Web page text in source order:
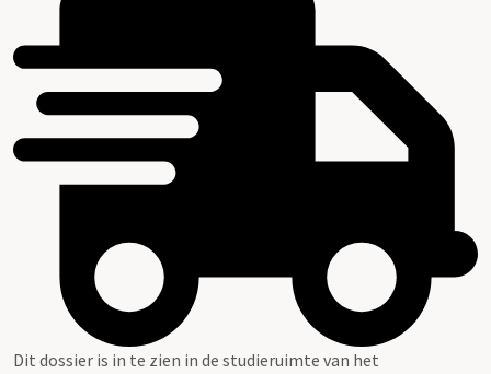
Dit dossier is in te zien in de studieruimte van het